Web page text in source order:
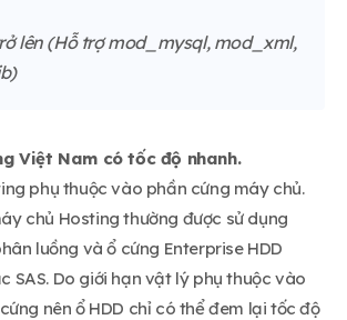
lên (Hỗ trợ mod_mysql, mod_xml,
Việt Nam có tốc độ nhanh.
phụ thuộc vào phần cứng máy chủ.
chủ Hosting thường được sử dụng
luồng và ổ cứng Enterprise HDD
SAS. Do giới hạn vật lý phụ thuộc vào
nên ổ HDD chỉ có thể đem lại tốc độ